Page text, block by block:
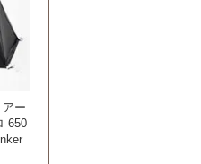
アー
650